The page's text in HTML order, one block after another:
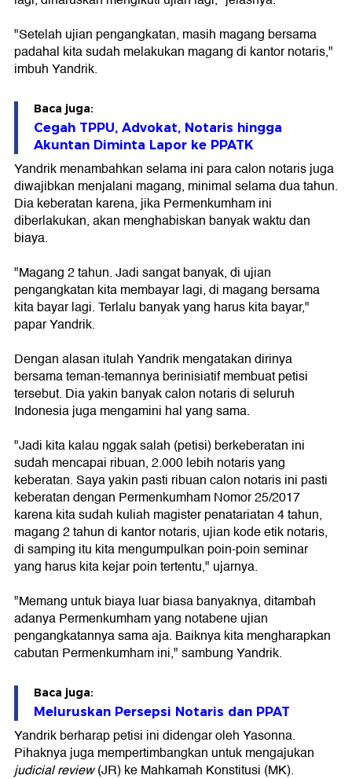
"Setelah ujian pengangkatan, masih magang bersama
padahal kita sudah melakukan magang di kantor notaris,"
imbuh Yandrik.
Baca juga:
Cegah TPPU, Advokat, Notaris hingga
Akuntan Diminta Lapor ke PPATK
Yandrik menambahkan selama ini para calon notaris juga
diwajibkan menjalani magang, minimal selama dua tahun.
Dia keberatan karena, jika Permenkumham ini
diberlakukan, akan menghabiskan banyak waktu dan
biaya.
"Magang 2 tahun. Jadi sangat banyak, di ujian
pengangkatan kita membayar lagi, di magang bersama
kita bayar lagi. Terlalu banyak yang harus kita bayar,"
papar Yandrik.
Dengan alasan itulah Yandrik mengatakan dirinya
bersama teman-temannya berinisiatif membuat petisi
tersebut. Dia yakin banyak calon notaris di seluruh
Indonesia juga mengamini hal yang sama.
"Jadi kita kalau nggak salah (petisi) berkeberatan ini
sudah mencapai ribuan, 2.000 lebih notaris yang
keberatan. Saya yakin pasti ribuan calon notaris ini pasti
keberatan dengan Permenkumham Nomor 25/2017
karena kita sudah kuliah magister penatariatan 4 tahun,
magang 2 tahun di kantor notaris, ujian kode etik notaris,
di samping itu kita mengumpulkan poin-poin seminar
yang harus kita kejar poin tertentu," ujarnya.
"Memang untuk biaya luar biasa banyaknya, ditambah
adanya Permenkumham yang notabene ujian
pengangkatannya sama aja. Baiknya kita mengharapkan
cabutan Permenkumham ini," sambung Yandrik.
Baca juga:
Meluruskan Persepsi Notaris dan PPAT
Yandrik berharap petisi ini didengar oleh Yasonna.
Pihaknya juga mempertimbangkan untuk mengajukan
judicial review(JR) ke Mahkamah Konstitusi (MK).